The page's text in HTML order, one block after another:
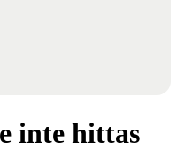
inte hittas